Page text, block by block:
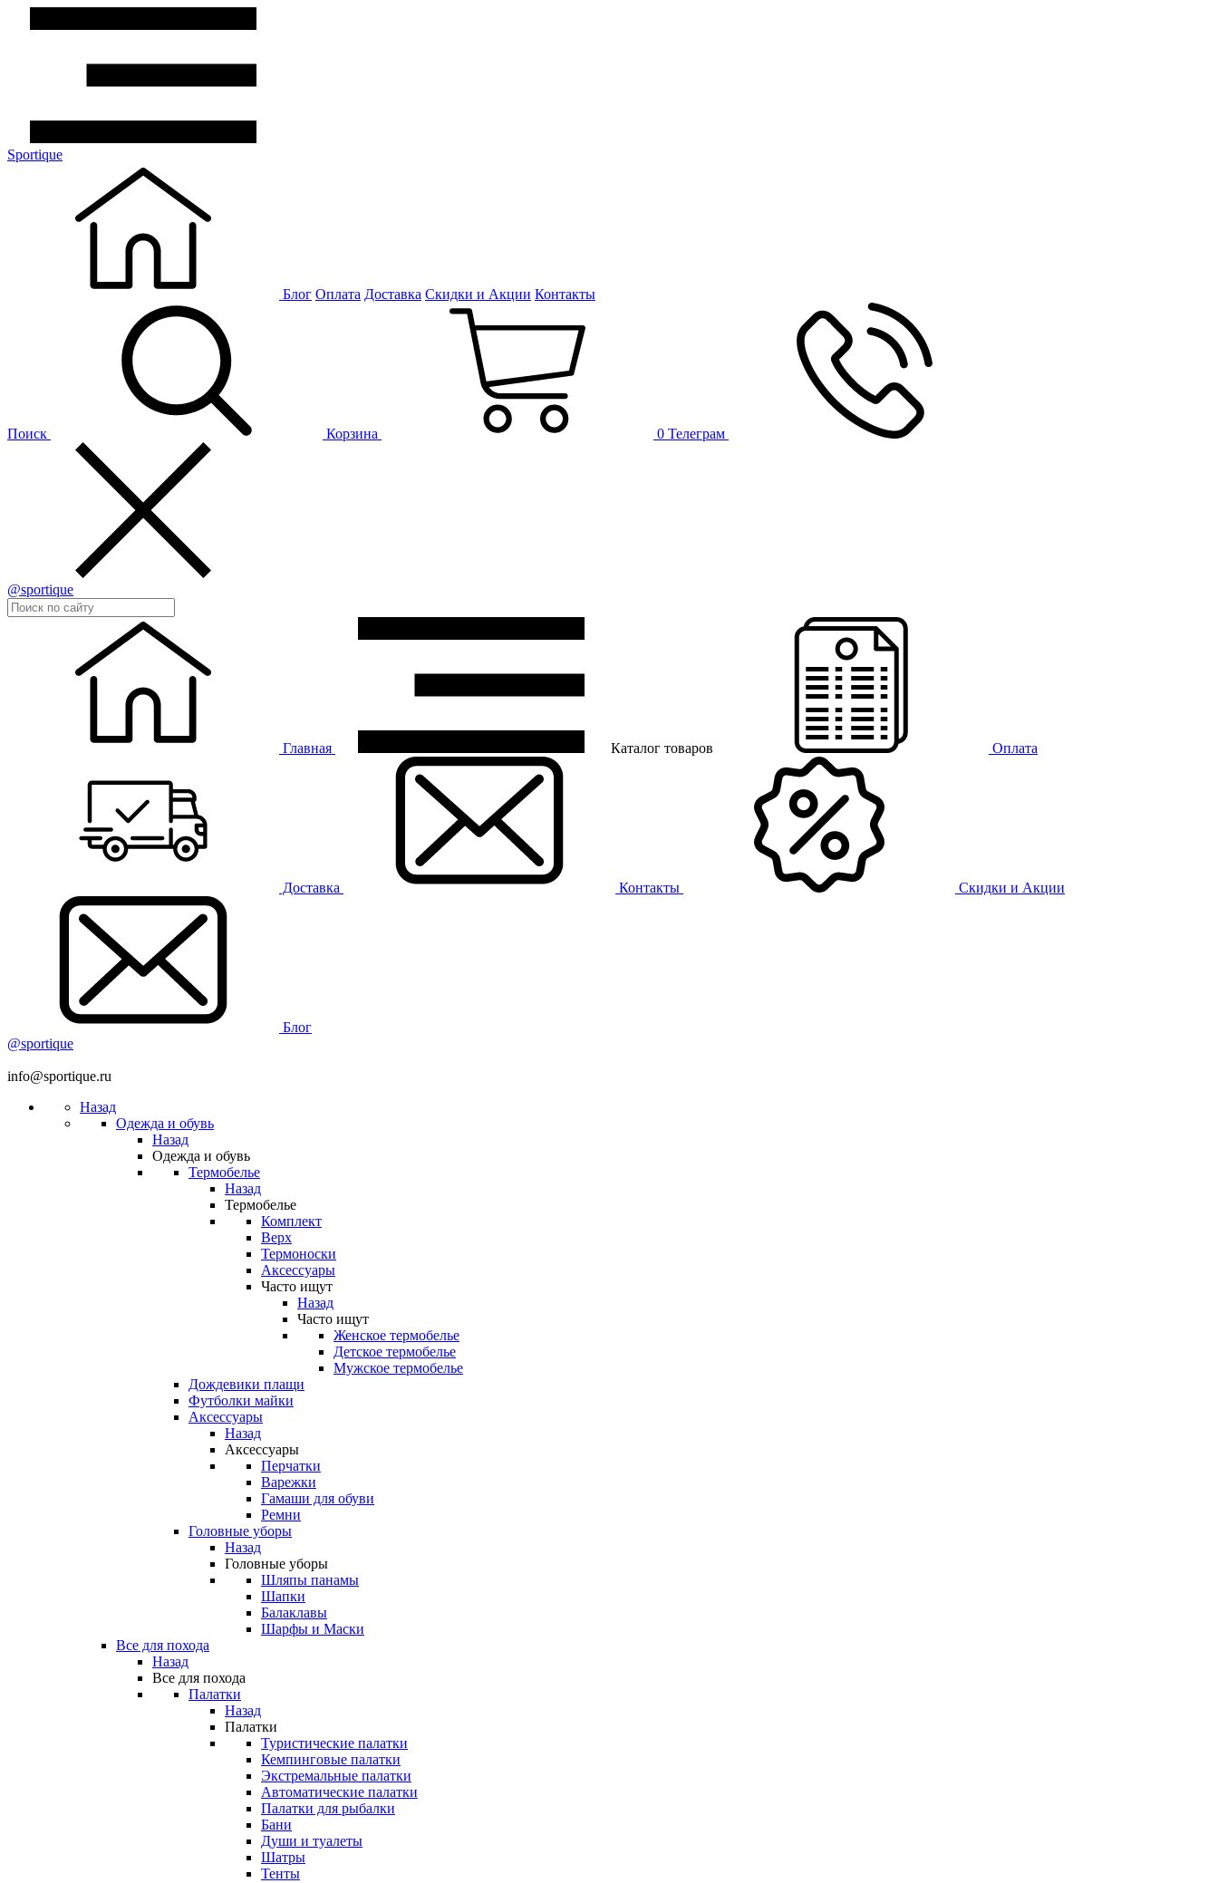
Sportique
Блог Оплата Доставка Скидки и Акции Контакты
Поиск Корзина 0 Телеграм
@sportique
Главная Каталог товаров Оплата
Доставка Контакты Скидки и Акции
Блог
@sportique
info@sportique.ru
Назад
Одежда и обувь
Назад
Одежда и обувь
Термобелье
Назад
Термобелье
Комплект
Верх
Термоноски
Аксессуары
Часто ищут
Назад
Часто ищут
Женское термобелье
Детское термобелье
Мужское термобелье
Дождевики плащи
Футболки майки
Аксессуары
Назад
Аксессуары
Перчатки
Варежки
Гамаши для обуви
Ремни
Головные уборы
Назад
Головные уборы
Шляпы панамы
Шапки
Балаклавы
Шарфы и Маски
Все для похода
Назад
Все для похода
Палатки
Назад
Палатки
Туристические палатки
Кемпинговые палатки
Экстремальные палатки
Автоматические палатки
Палатки для рыбалки
Бани
Души и туалеты
Шатры
Тенты